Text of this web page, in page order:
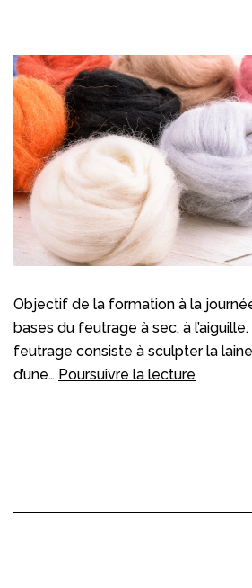
Objectif de la formation à la
bases du feutrage à sec, à
feutrage consiste à sculpter la
d’une… Poursuivre la lecture